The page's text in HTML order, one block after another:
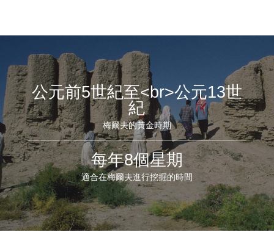
公元前5世紀至<br>公元13世
紀
梅爾夫的黃金時期
每年8個星期
適合在梅爾夫進行挖掘的時間